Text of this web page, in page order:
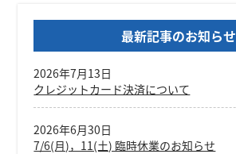
最新記事のお知らせ
クレジットカード決済について
2026年7月13日
7/6(月)，11(土) 臨時休業のお知らせ
2026年6月30日